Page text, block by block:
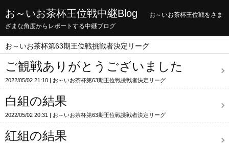
お～いお茶杯王位戦中継Blog
お～いお茶杯王位戦をさま
ざまな角度からレポートする中継ブログ
お～いお茶杯第63期王位戦挑戦者決定リーグ
ご観戦ありがとうございました
2022/05/02 21:10 お～いお茶杯第63期王位戦挑戦者決定リーグ
白組の結果
2022/05/02 20:31 お～いお茶杯第63期王位戦挑戦者決定リーグ
紅組の結果